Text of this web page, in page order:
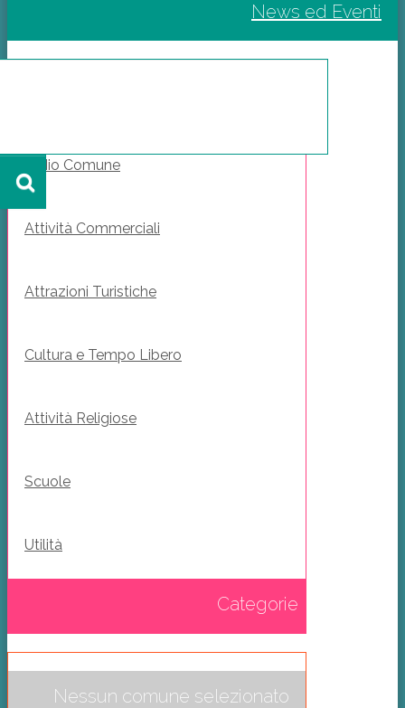
News ed Eventi
Il Mio Comune
Attività Commerciali
Attrazioni Turistiche
Cultura e Tempo Libero
Attività Religiose
Scuole
Utilità
Categorie
Nessun comune selezionato